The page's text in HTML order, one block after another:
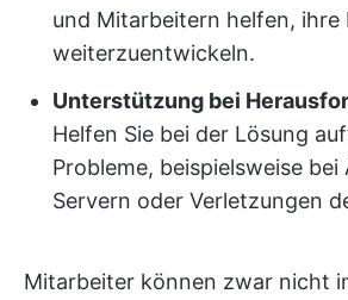
und Mitarbeitern helfen, ihre
weiterzuentwickeln.
Unterstützung bei
Helfen Sie bei der Lösung
Probleme, beispielsweise bei
Servern oder Verletzungen
Mitarbeiter können zwar nicht